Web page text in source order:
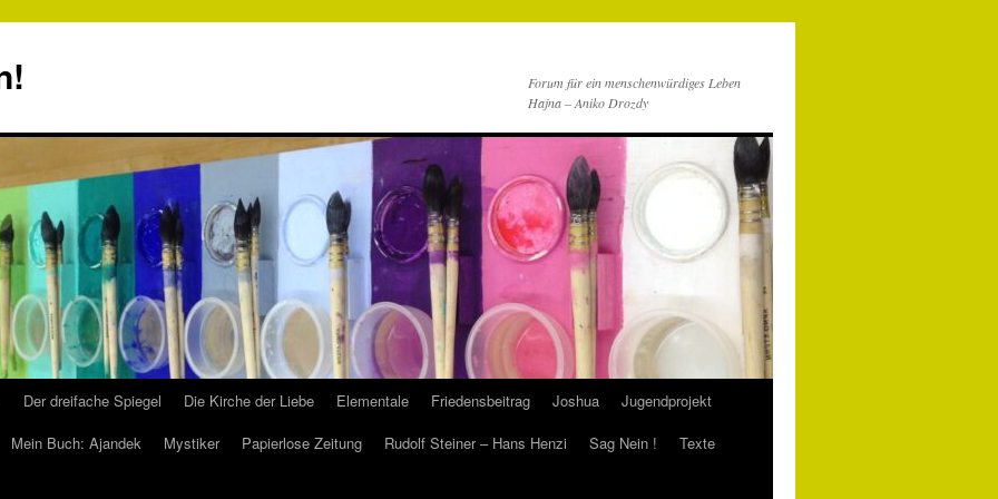
Forum für ein menschenwürdiges Leben
Hajna – Aniko Drozdy
Der dreifache Spiegel Die Kirche der Liebe Elementale Friedensbeitrag Joshua
Jugendprojekt
Mein Buch: Ajandek Mystiker Papierlose Zeitung Rudolf Steiner – Hans Henzi Sag Nein !
Texte